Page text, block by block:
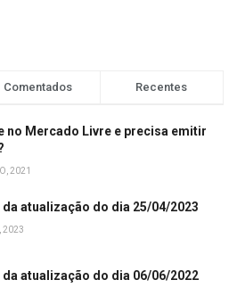
Comentados Recentes
no Mercado Livre e precisa emitir
2021
atualização do dia 25/04/2023
2023
da atualização do dia 06/06/2022